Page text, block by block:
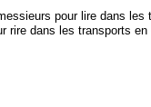
pour lire dans les
rire dans les transports